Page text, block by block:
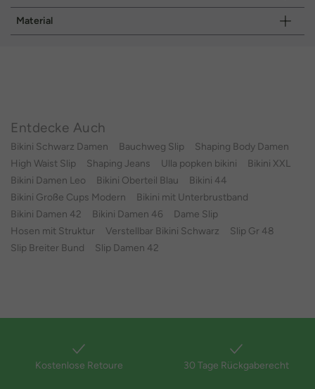
Material
Entdecke Auch
Bikini Schwarz Damen Bauchweg Slip
Shaping Body Damen
High Waist Slip
Shaping Jeans Ulla popken bikini
Bikini XXL
Bikini Damen Leo
Bikini Oberteil Blau
Bikini 44
Bikini Große Cups Modern
Bikini mit Unterbrustband
Bikini Damen 42
Bikini Damen 46
Dame Slip
Hosen mit Struktur
Verstellbar Bikini Schwarz
Slip Gr 48
Slip Breiter Bund
Slip Damen 42
Kostenlose Retoure 30 Tage Rückgaberecht